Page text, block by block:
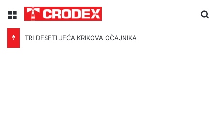
Menu
TRI DESETLJEĆA KRIKOVA OČAJNIKA